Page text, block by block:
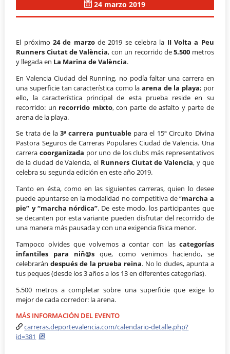
24 marzo 2019
El próximo24 de marzode 2019 se celebra la II Volta a Peu
Runners Ciutat de València, con un recorrido de5.500 metros
y llegada en La Marina de València.
En Valencia Ciudad del Running, no podía faltar una carrera en
una superficie tan característica como la arena de la playa; por
ello, la característica principal de esta prueba reside en su
recorrido: un recorrido mixto, con parte de asfalto y parte de
arena de la playa.
Se trata de la 3ª carrera puntuablepara el 15º Circuito Divina
Pastora Seguros de Carreras Populares Ciudad de Valencia. Una
carreracoorganizada por uno de los clubs más representativos
de la ciudad de Valencia, el Runners Ciutat de Valencia, y que
celebra su segunda edición en este año 2019.
Tanto en ésta, como en las siguientes carreras, quien lo desee
puede apuntarse en la modalidad no competitiva de “marcha a
pie” y “marcha nórdica”. De este modo, los participantes que
se decanten por esta variante pueden disfrutar del recorrido de
una manera más pausada y con una exigencia física menor.
Tampoco olvides que volvemos a contar con las categorías
infantiles para niñ@s que, como venimos haciendo, se
celebrarándespués de la prueba reina. No lo dudes, apunta a
tus peques (desde los 3 años a los 13 en diferentes categorías).
5.500 metros a completar sobre una superficie que exige lo
mejor de cada corredor: la arena.
MÁS INFORMACIÓN DEL EVENTO
carreras.deportevalencia.com/calendario-detalle.php?
id=381